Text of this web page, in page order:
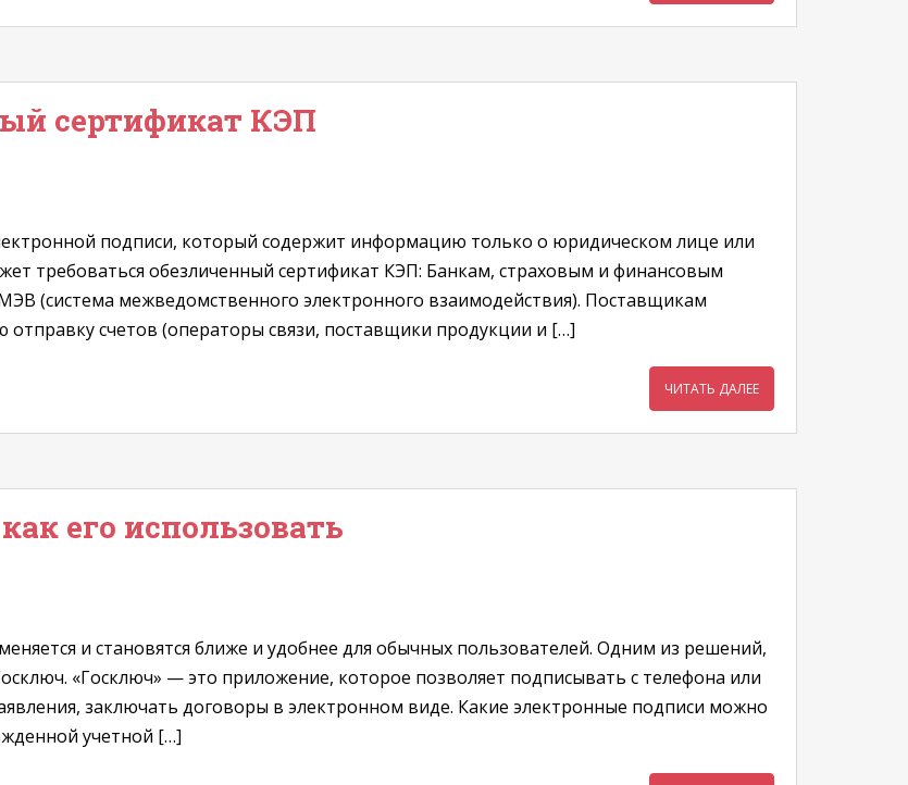
сертификат КЭП
подписи, который содержит информацию только о юридическом лице или
требоваться обезличенный сертификат КЭП: Банкам, страховым и финансовым
(система межведомственного электронного взаимодействия). Поставщикам
счетов (операторы связи, поставщики продукции и […]
ЧИТАТЬ ДАЛЕЕ
его использовать
и становятся ближе и удобнее для обычных пользователей. Одним из решений,
«Госключ» — это приложение, которое позволяет подписывать с телефона или
заключать договоры в электронном виде. Какие электронные подписи можно
учетной […]